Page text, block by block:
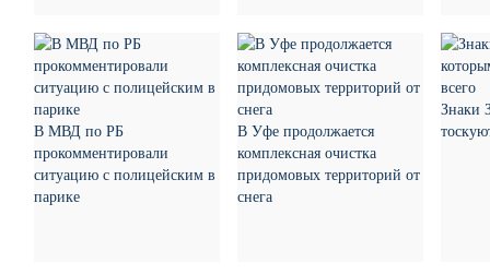
В МВД по РБ
прокомментировали
ситуацию с полицейским в
парике
В Уфе продолжается
комплексная очистка
придомовых территорий от
снега
Знаки